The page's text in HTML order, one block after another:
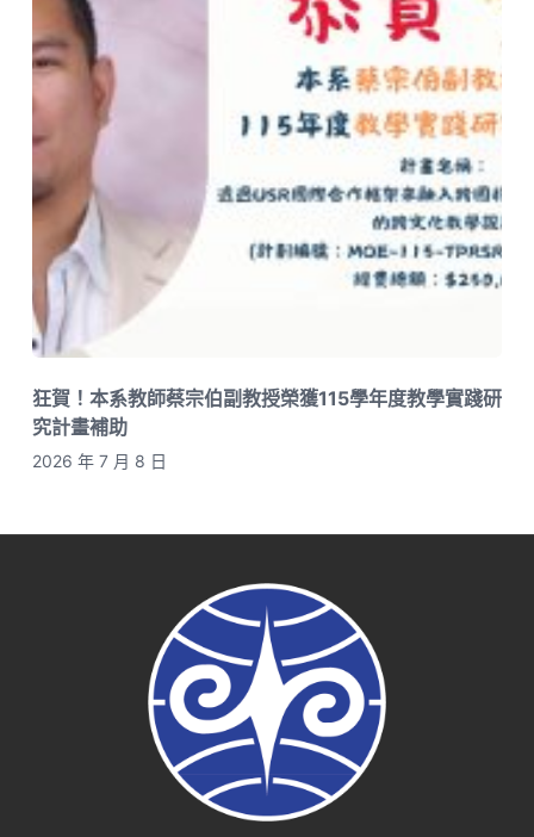
狂賀！本系教師蔡宗伯副教授榮獲115學年度教學實踐研
究計畫補助
2026 年 7 月 8 日